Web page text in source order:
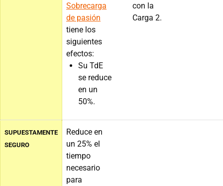
Sobrecarga
de pasión
tiene los
siguientes
efectos:
Su TdE
se reduce
en un
50%.
con la
Carga 2.
SUPUESTAMENTE
SEGURO
Reduce en
un 25% el
tiempo
necesario
para